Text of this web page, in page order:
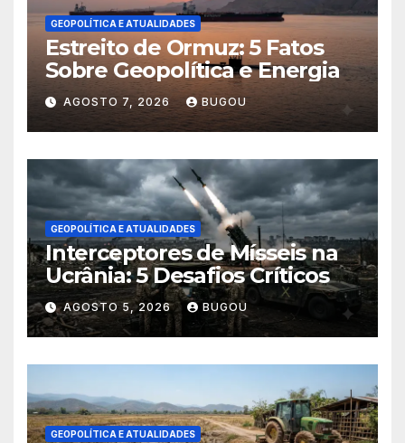
GEOPOLÍTICA E ATUALIDADES
Estreito de Ormuz: 5 Fatos
Sobre Geopolítica e Energia
AGOSTO 7, 2026 BUGOU
GEOPOLÍTICA E ATUALIDADES
Interceptores de Mísseis na
Ucrânia: 5 Desafios Críticos
AGOSTO 5, 2026 BUGOU
GEOPOLÍTICA E ATUALIDADES